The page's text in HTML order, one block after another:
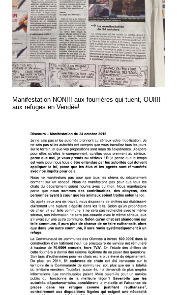
Manifestation NON!!! aux fourrières qui tuent, OUI!!!
aux refuges en Vendée!